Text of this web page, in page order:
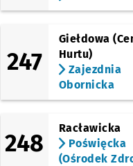
247
Giełdowa
Hurtu)
Zajezdnia
Obornicka
248
Racławicka
Poświęcka
(Ośrodek